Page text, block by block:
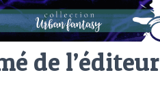
de l’éditeur